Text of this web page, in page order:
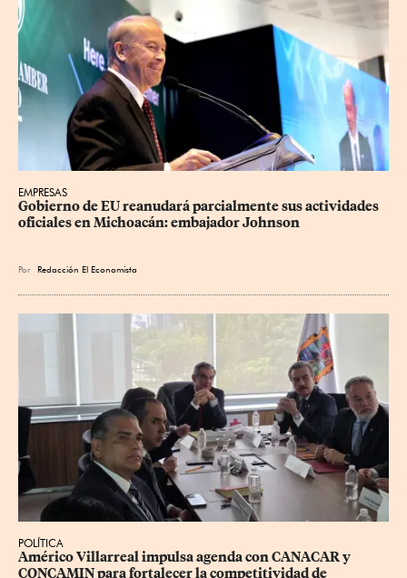
EMPRESAS
Gobierno de EU reanudará parcialmente sus actividades
oficiales en Michoacán: embajador Johnson
Por Redacción El Economista
POLÍTICA
Américo Villarreal impulsa agenda con CANACAR y
CONCAMIN para fortalecer la competitividad de